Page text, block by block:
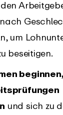
um
beseitigen.
beginnen,
und sich zu